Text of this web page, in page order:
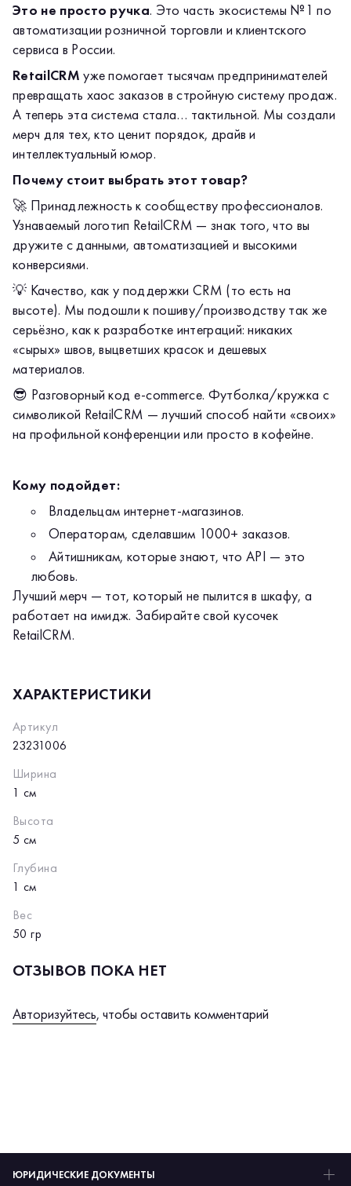
конверсиями.
💡 Качество, как у поддержки CRM (то есть на
высоте). Мы подошли к пошиву/производству так же
серьёзно, как к разработке интеграций: никаких
«сырых» швов, выцветших красок и дешевых
материалов.
😎 Разговорный код e-commerce. Футболка/кружка с
символикой RetailCRM — лучший способ найти «своих»
на профильной конференции или просто в кофейне.
Кому подойдет:
Владельцам интернет-магазинов.
Операторам, сделавшим 1000+ заказов.
Айтишникам, которые знают, что API — это любовь.
Лучший мерч — тот, который не пылится в шкафу, а
работает на имидж. Забирайте свой кусочек
RetailCRM.
Это не просто ручка. Это часть экосистемы №1 по
автоматизации розничной торговли и клиентского
сервиса в России.
RetailCRM уже помогает тысячам предпринимателей
превращать хаос заказов в стройную систему продаж.
А теперь эта система стала… тактильной. Мы создали
мерч для тех, кто ценит порядок, драйв и
интеллектуальный юмор.
Почему стоит выбрать этот товар?
🚀 Принадлежность к сообществу профессионалов.
Узнаваемый логотип RetailCRM — знак того, что вы
дружите с данными, автоматизацией и высокими
конверсиями.
💡 Качество, как у поддержки CRM (то есть на
высоте). Мы подошли к пошиву/производству так же
серьёзно, как к разработке интеграций: никаких
«сырых» швов, выцветших красок и дешевых
материалов.
😎 Разговорный код e-commerce. Футболка/кружка с
символикой RetailCRM — лучший способ найти «своих»
на профильной конференции или просто в кофейне.
Кому подойдет:
Владельцам интернет-магазинов.
Операторам, сделавшим 1000+ заказов.
Айтишникам, которые знают, что API — это
любовь.
Лучший мерч — тот, который не пылится в шкафу, а
работает на имидж. Забирайте свой кусочек
RetailCRM.
ХАРАКТЕРИСТИКИ
Артикул
23231006
Ширина
1 см
Высота
5 см
Глубина
1 см
Вес
50 гр
ОТЗЫВОВ ПОКА НЕТ
Авторизуйтесь, чтобы оставить комментарий
ЮРИДИЧЕСКИЕ ДОКУМЕНТЫ